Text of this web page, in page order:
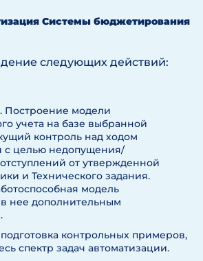
Системы бюджетирования
следующих действий:
Построение модели
учета на базе выбранной
контроль над ходом
с целью недопущения/
от утвержденной
и Технического задания.
модель
нее дополнительным
контрольных примеров,
спектр задач автоматизации.